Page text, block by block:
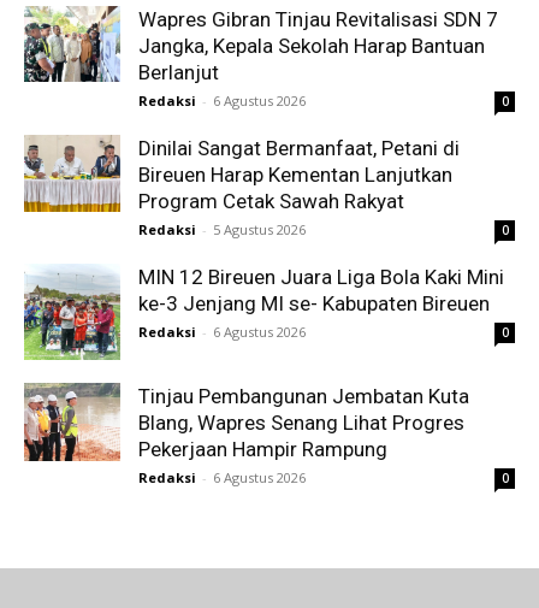
Wapres Gibran Tinjau Revitalisasi SDN 7
Jangka, Kepala Sekolah Harap Bantuan
Berlanjut
Redaksi - 6 Agustus 2026 0
Dinilai Sangat Bermanfaat, Petani di
Bireuen Harap Kementan Lanjutkan
Program Cetak Sawah Rakyat
Redaksi - 5 Agustus 2026 0
MIN 12 Bireuen Juara Liga Bola Kaki Mini
ke-3 Jenjang MI se- Kabupaten Bireuen
Redaksi - 6 Agustus 2026 0
Tinjau Pembangunan Jembatan Kuta
Blang, Wapres Senang Lihat Progres
Pekerjaan Hampir Rampung
Redaksi - 6 Agustus 2026 0